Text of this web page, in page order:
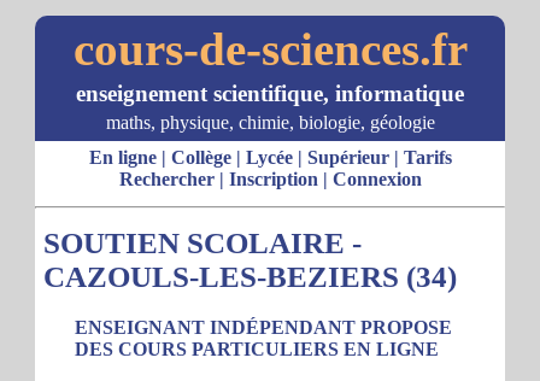
cours-de-sciences.fr
enseignement scientifique, informatique
maths, physique, chimie, biologie, géologie
En ligne| Collège| Lycée| Supérieur| Tarifs
Rechercher| Inscription | Connexion
SOUTIEN SCOLAIRE -
CAZOULS-LES-BEZIERS (34)
ENSEIGNANT INDÉPENDANT PROPOSE
DES COURS PARTICULIERS EN LIGNE